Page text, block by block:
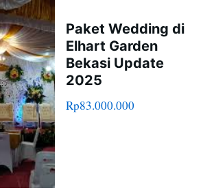
Paket Wedding di
Elhart Garden
Bekasi Update
2025
Rp83.000.000